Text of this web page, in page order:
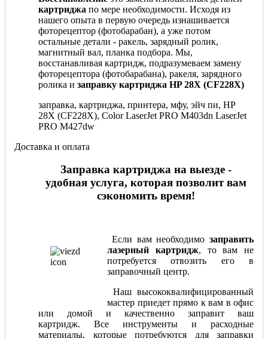
картриджа по мере необходимости. Исходя из
нашего опыта в первую очередь изнашивается
фоторецептор (фотобарабан), а уже потом
остальные детали - ракель, зарядный ролик,
магнитный вал, планка подбора. Мы,
восстанавливая картридж, подразумеваем замену
фоторецептора (фотобарабана), ракеля, зарядного
ролика и заправку картриджа HP 28X (CF228X)
заправка, картриджа, принтера, мфу, эйч пи, HP
28X (CF228X), Color LaserJet PRO M403dn LaserJet
PRO M427dw
Доставка и оплата
Заправка картриджа на выезде -
удобная услуга, которая позволит вам
сэкономить время!
Если вам необходимо заправить
лазерный картридж, то вам не
потребуется отвозить его в
заправочный центр.
Наш высококвалифицированный
мастер приедет прямо к вам в офис
или домой и качественно заправит ваш
картридж. Все инструменты и расходные
материалы, которые потребуются для заправки